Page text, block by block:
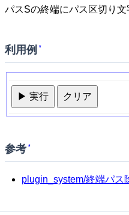
パスSの終端にパス区切り文
利用例 *
▶ 実行 クリア
参考 *
plugin_system/終端パス